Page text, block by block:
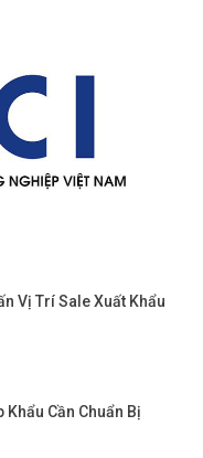
Vị Trí Sale Xuất Khẩu
Khẩu Cần Chuẩn Bị